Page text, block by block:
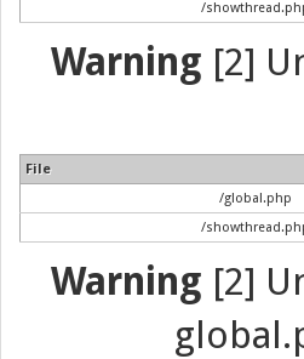
/
Warning [2]
File
/global.php
/
Warning [2]